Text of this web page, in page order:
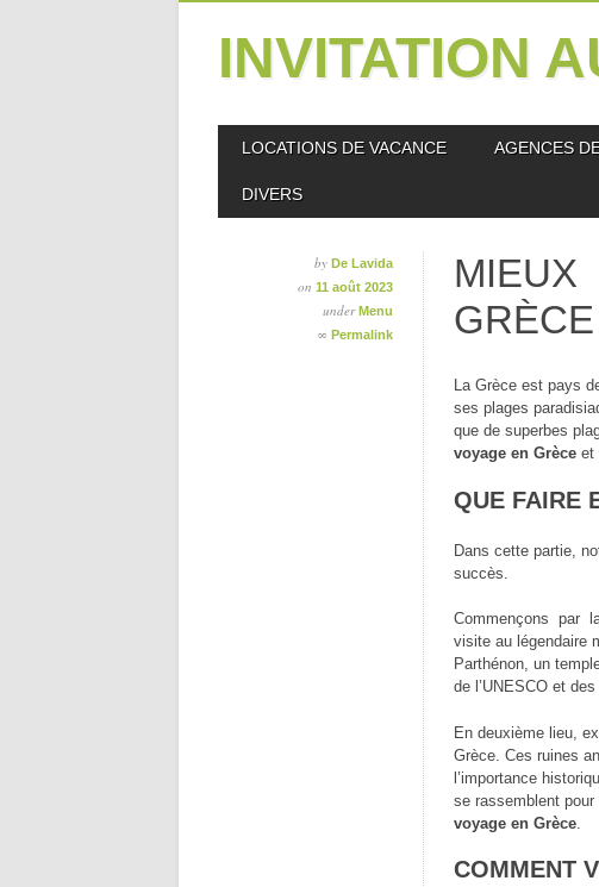
INVITATION
MAIN MENU
LOCATIONS DE VACANCE AGENCES
DIVERS
by De Lavida
on 11 août 2023
underMenu
∞ Permalink
MIEUX
GRÈCE
La Grèce est pays
ses plages
que de superbes
voyage en Grèce et
QUE FAIRE
Dans cette partie,
succès.
Commençons par la
visite au légendaire
Parthénon, un
de l’UNESCO et
En deuxième lieu,
Grèce. Ces ruines
l’importance
se rassemblent pour
voyage en Grèce
COMMENT